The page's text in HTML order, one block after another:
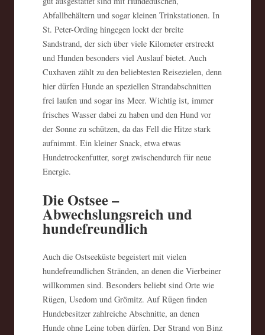
Abfallbehältern und sogar kleinen Trinkstationen. In
St. Peter-Ording hingegen lockt der breite
Sandstrand, der sich über viele Kilometer erstreckt
und Hunden besonders viel Auslauf bietet. Auch
Cuxhaven zählt zu den beliebtesten Reisezielen, denn
hier dürfen Hunde an speziellen Strandabschnitten
frei laufen und sogar ins Meer. Wichtig ist, immer
frisches Wasser dabei zu haben und den Hund vor
der Sonne zu schützen, da das Fell die Hitze stark
aufnimmt. Ein kleiner Snack, etwa etwas
Hundetrockenfutter, sorgt zwischendurch für neue
Energie.
Die Ostsee –
Abwechslungsreich und
hundefreundlich
Auch die Ostseeküste begeistert mit vielen
hundefreundlichen Stränden, an denen die Vierbeiner
willkommen sind. Besonders beliebt sind Orte wie
Rügen, Usedom und Grömitz. Auf Rügen finden
Hundebesitzer zahlreiche Abschnitte, an denen
Hunde ohne Leine toben dürfen. Der Strand von Binz